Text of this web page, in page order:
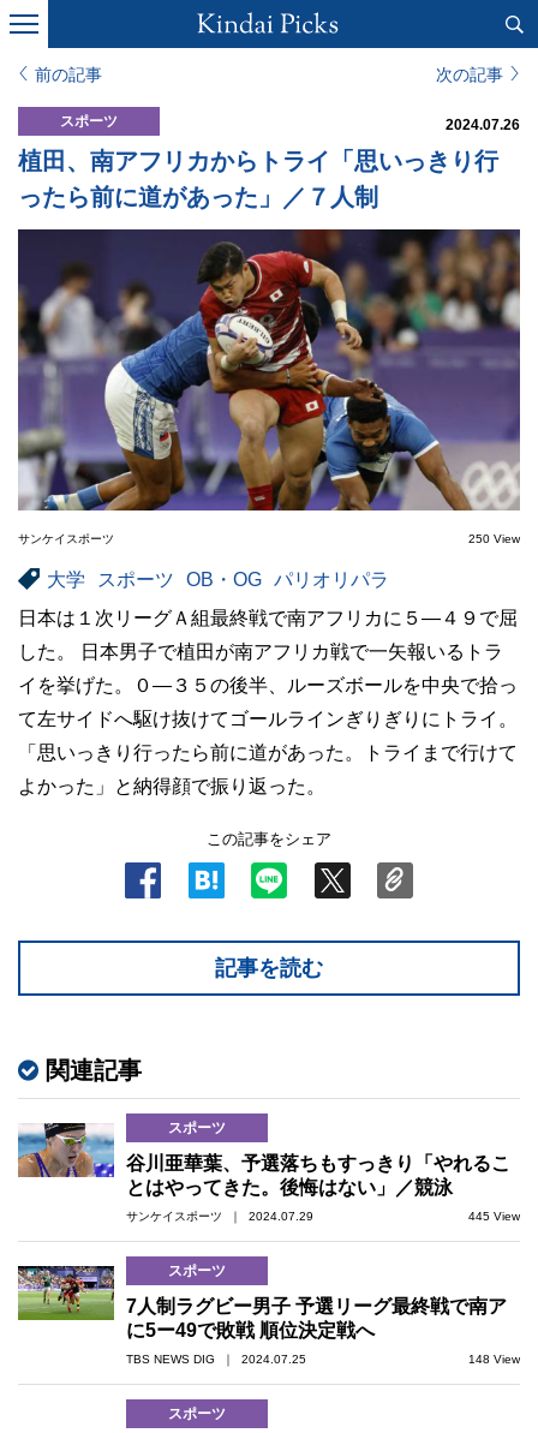
前の記事 次の記事
スポーツ 2024.07.26
植田、南アフリカからトライ「思いっきり行
ったら前に道があった」／７人制
サンケイスポーツ 250 View
大学 スポーツ OB・OG パリオリパラ
日本は１次リーグＡ組最終戦で南アフリカに５―４９で屈
した。 日本男子で植田が南アフリカ戦で一矢報いるトラ
イを挙げた。０―３５の後半、ルーズボールを中央で拾っ
て左サイドへ駆け抜けてゴールラインぎりぎりにトライ。
「思いっきり行ったら前に道があった。トライまで行けて
よかった」と納得顔で振り返った。
この記事をシェア
記事を読む
関連記事
スポーツ
谷川亜華葉、予選落ちもすっきり「やれるこ
とはやってきた。後悔はない」／競泳
サンケイスポーツ ｜ 2024.07.29 445 View
スポーツ
7人制ラグビー男子 予選リーグ最終戦で南ア
に5ー49で敗戦 順位決定戦へ
TBS NEWS DIG ｜ 2024.07.25 148 View
スポーツ